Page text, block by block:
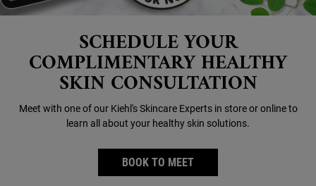
SCHEDULE YOUR
COMPLIMENTARY HEALTHY
SKIN CONSULTATION
Meet with one of our Kiehl's Skincare Experts in store or online to
learn all about your healthy skin solutions.
BOOK TO MEET